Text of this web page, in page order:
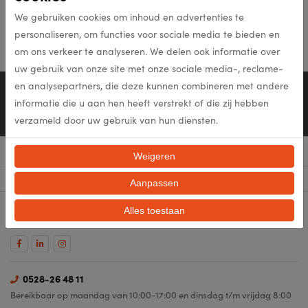
De showroom is geopend van maandag t/m vrijdag van 9:00 tot 17:00
uur. Er is voldoende parkeergelegenheid.
Persoonlijk advies
0528-26 48 11
Mail ons
Volg ons op social media en blijf op de hoogte van de laatste nieuwtjes!
0528-26 48 11
Bereikbaar op maandag van 10:00-17:00 en dinsdag t/m vrijdag 8:00
We gebruiken cookies om inhoud en advertenties te
personaliseren, om functies voor sociale media te bieden en
om ons verkeer te analyseren. We delen ook informatie over
uw gebruik van onze site met onze sociale media-, reclame-
en analysepartners, die deze kunnen combineren met andere
informatie die u aan hen heeft verstrekt of die zij hebben
verzameld door uw gebruik van hun diensten.
Weigeren
Aanpassen
Alles toestaan